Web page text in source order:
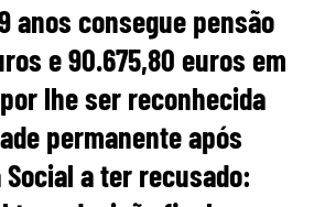
anos consegue pensão
e 90.675,80 euros em
lhe ser reconhecida
permanente após
Social a ter recusado: